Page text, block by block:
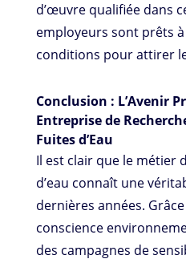
d’œuvre qualifiée dans
employeurs sont prêts
conditions pour attirer
Conclusion : L’Avenir
Entreprise de
Fuites d’Eau
Il est clair que le métier
d’eau connaît une
dernières années.
conscience
des campagnes de